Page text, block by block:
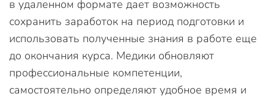
в удаленном формате дает возможность
сохранить заработок на период подготовки и
использовать полученные знания в работе еще
до окончания курса. Медики обновляют
профессиональные компетенции,
самостоятельно определяют удобное время и